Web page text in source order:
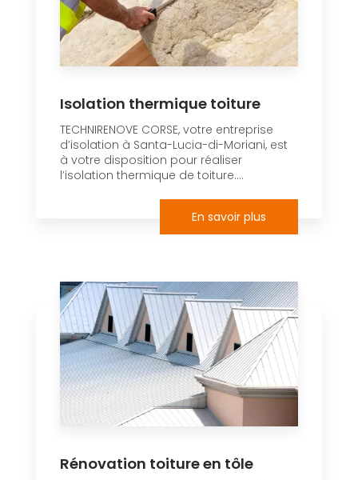
Isolation thermique toiture
TECHNIRENOVE CORSE, votre entreprise
d’isolation à Santa-Lucia-di-Moriani, est
à votre disposition pour réaliser
l’isolation thermique de toiture....
En savoir plus
Rénovation toiture en tôle